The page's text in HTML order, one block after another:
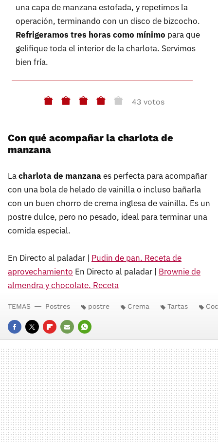
una capa de manzana estofada, y repetimos la
operación, terminando con un disco de bizcocho.
Refrigeramos tres horas como mínimo para que
gelifique toda el interior de la charlota. Servimos
bien fría.
43 votos
Con qué acompañar la charlota de
manzana
Lacharlota de manzanaes perfecta para acompañar
con una bola de helado de vainilla o incluso bañarla
con un buen chorro de crema inglesa de vainilla. Es un
postre dulce, pero no pesado, ideal para terminar una
comida especial.
En Directo al paladar | Pudin de pan. Receta de
aprovechamiento En Directo al paladar | Brownie de
almendra y chocolate. Receta
FACEBOOK
TWITTERFLIPBOARD
E-
MAIL
WHATSAPP
TEMAS Postres postre Crema Tartas